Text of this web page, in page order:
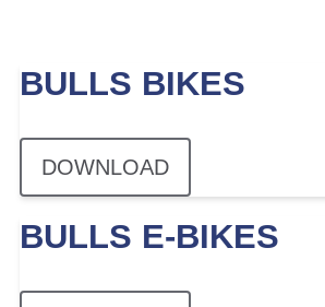
BULLS BIKES
DOWNLOAD
BULLS E-BIKES